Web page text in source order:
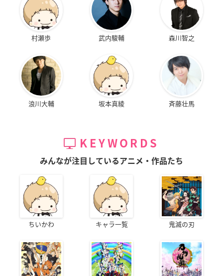
村瀬歩 武内駿輔 森川智之
浪川大輔 坂本真綾 斉藤壮馬
KEYWORDS
みんなが注目しているアニメ・作品たち
ちいかわ キャラ一覧 鬼滅の刃